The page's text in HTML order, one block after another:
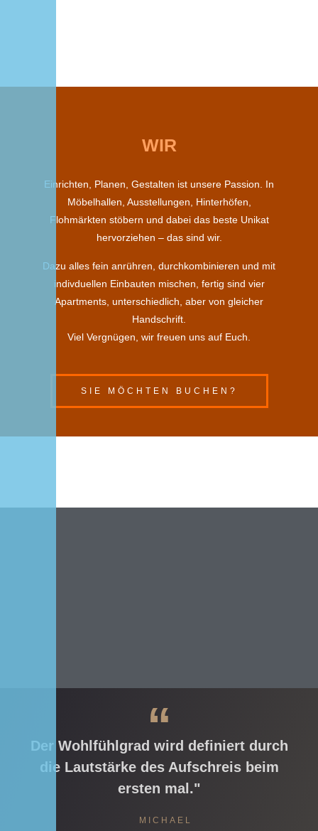
WIR
Einrichten, Planen, Gestalten ist unsere Passion. In
Möbelhallen, Ausstellungen, Hinterhöfen,
Flohmärkten stöbern und dabei das beste Unikat
hervorziehen – das sind wir.
Dazu alles fein anrühren, durchkombinieren und mit
indivduellen Einbauten mischen, fertig sind vier
Apartments, unterschiedlich, aber von gleicher
Handschrift.
Viel Vergnügen, wir freuen uns auf Euch.
SIE MÖCHTEN BUCHEN?
“
Der Wohlfühlgrad wird definiert durch
die Lautstärke des Aufschreis beim
ersten mal."
MICHAEL